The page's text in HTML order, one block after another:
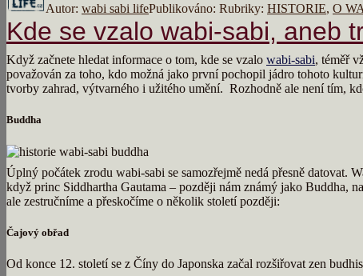
Autor: wabi sabi lifePublikováno: Rubriky: HISTORIE, O
Kde se vzalo wabi-sabi, aneb
Když začnete hledat informace o tom, kde se vzalo wabi-sabi, téměř
považován za toho, kdo možná jako první pochopil jádro tohoto
tvorby zahrad, výtvarného i užitého umění. Rozhodně ale není tím,
Buddha
Úplný počátek zrodu wabi-sabi se samozřejmě nedá přesně datovat.
když princ Siddhartha Gautama – později nám známý jako Buddha,
ale zestručníme a přeskočíme o několik století později:
Čajový obřad
Od konce 12. století se z Číny do Japonska začal rozšiřovat zen